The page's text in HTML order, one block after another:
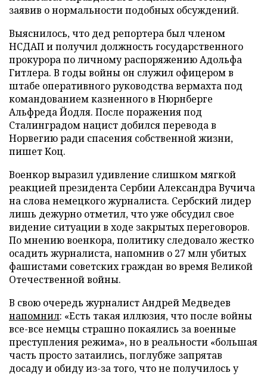
заявив о нормальности подобных обсуждений.
Выяснилось, что дед репортера был членом
НСДАП и получил должность государственного
прокурора по личному распоряжению Адольфа
Гитлера. В годы войны он служил офицером в
штабе оперативного руководства вермахта под
командованием казненного в Нюрнберге
Альфреда Йодля. После поражения под
Сталинградом нацист добился перевода в
Норвегию ради спасения собственной жизни,
пишет Коц.
Военкор выразил удивление слишком мягкой
реакцией президента Сербии Александра Вучича
на слова немецкого журналиста. Сербский лидер
лишь дежурно отметил, что уже обсудил свое
видение ситуации в ходе закрытых переговоров.
По мнению военкора, политику следовало жестко
осадить журналиста, напомнив о 27 млн убитых
фашистами советских граждан во время Великой
Отечественной войны.
В свою очередь журналист Андрей Медведев
напомнил: «Есть такая иллюзия, что после войны
все-все немцы страшно покаялись за военные
преступления режима», но в реальности «большая
часть просто затаились, поглубже запрятав
досаду и обиду из-за того, что не получилось у